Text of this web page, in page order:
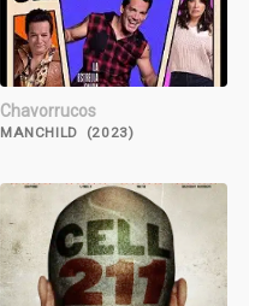
Chavorrucos
MANCHILD (2023)